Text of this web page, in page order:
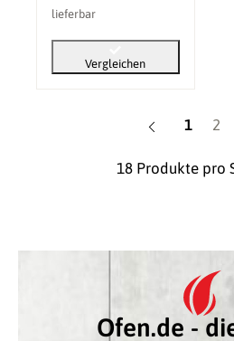
lieferbar
Vergleichen
Seite
1 2
Ofen.de -